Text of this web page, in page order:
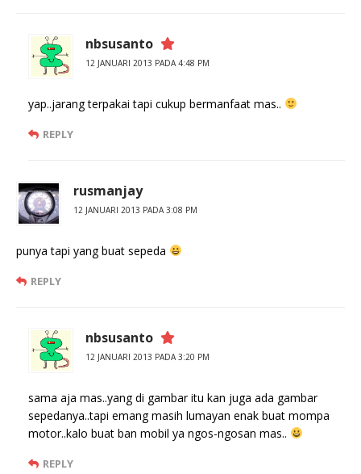
nbsusanto
12 JANUARI 2013 PADA 4:48 PM
yap..jarang terpakai tapi cukup bermanfaat mas..
REPLY
rusmanjay
12 JANUARI 2013 PADA 3:08 PM
punya tapi yang buat sepeda
REPLY
nbsusanto
12 JANUARI 2013 PADA 3:20 PM
sama aja mas..yang di gambar itu kan juga ada gambar
sepedanya..tapi emang masih lumayan enak buat mompa
motor..kalo buat ban mobil ya ngos-ngosan mas..
REPLY